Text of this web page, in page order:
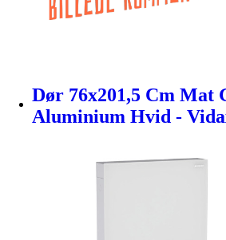
Dør 76x201,5 Cm Mat
Aluminium Hvid -